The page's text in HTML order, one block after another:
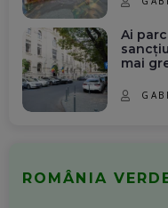
Ai
mai
ROMÂNIA